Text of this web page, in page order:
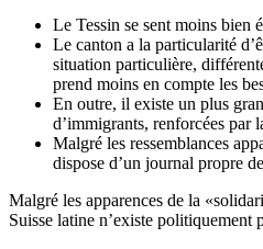
Le Tessin se sent moins bien
Le canton a la particularité
situation particulière,
prend moins en compte les
En outre, il existe un plus
d’immigrants, renforcées par
Malgré les ressemblances
dispose d’un journal propre
Malgré les apparences de la
Suisse latine n’existe politiquement